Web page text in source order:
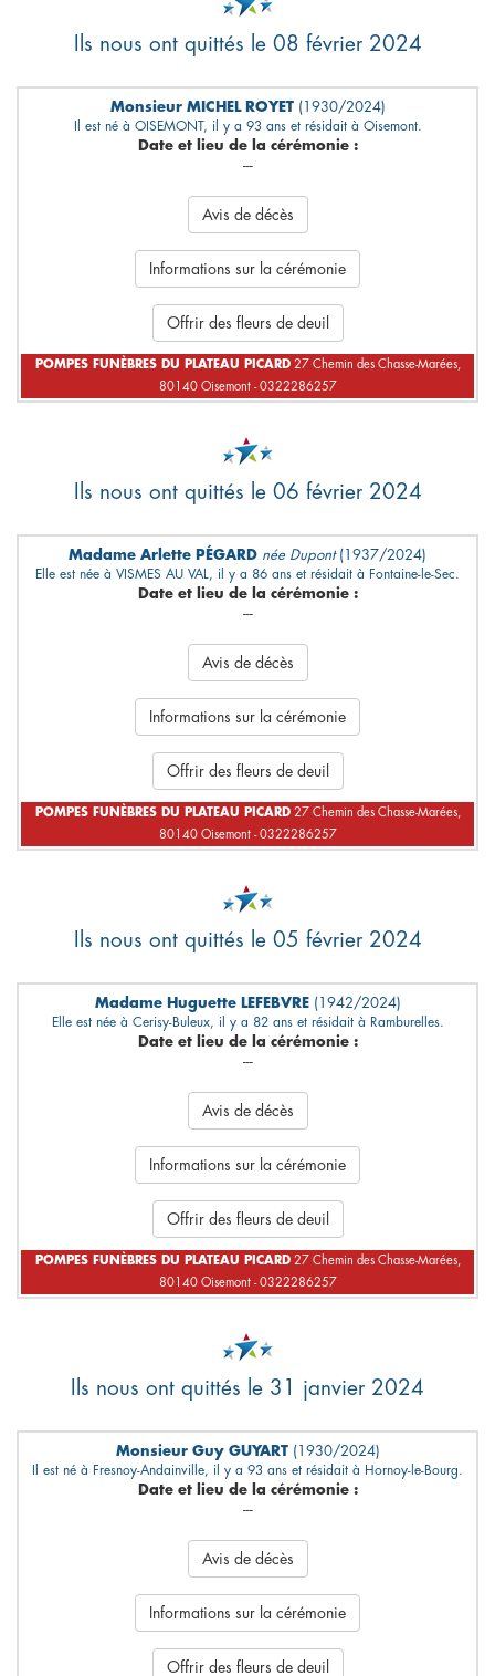
Ils nous ont quittés le 08 février 2024
Monsieur MICHEL ROYET (1930/2024)
Il est né à OISEMONT, il y a 93 ans et résidait à Oisemont.
Date et lieu de la cérémonie :
---
Avis de décès
Informations sur la cérémonie
Offrir des fleurs de deuil
POMPES FUNÈBRES DU PLATEAU PICARD27 Chemin des Chasse-Marées,
80140 Oisemont - 0322286257
Ils nous ont quittés le 06 février 2024
Madame Arlette PÉGARD née Dupont (1937/2024)
Elle est née à VISMES AU VAL, il y a 86 ans et résidait à Fontaine-le-Sec.
Date et lieu de la cérémonie :
---
Avis de décès
Informations sur la cérémonie
Offrir des fleurs de deuil
POMPES FUNÈBRES DU PLATEAU PICARD27 Chemin des Chasse-Marées,
80140 Oisemont - 0322286257
Ils nous ont quittés le 05 février 2024
Madame Huguette LEFEBVRE (1942/2024)
Elle est née à Cerisy-Buleux, il y a 82 ans et résidait à Ramburelles.
Date et lieu de la cérémonie :
---
Avis de décès
Informations sur la cérémonie
Offrir des fleurs de deuil
POMPES FUNÈBRES DU PLATEAU PICARD27 Chemin des Chasse-Marées,
80140 Oisemont - 0322286257
Ils nous ont quittés le 31 janvier 2024
Monsieur Guy GUYART (1930/2024)
Il est né à Fresnoy-Andainville, il y a 93 ans et résidait à Hornoy-le-Bourg.
Date et lieu de la cérémonie :
---
Avis de décès
Informations sur la cérémonie
Offrir des fleurs de deuil